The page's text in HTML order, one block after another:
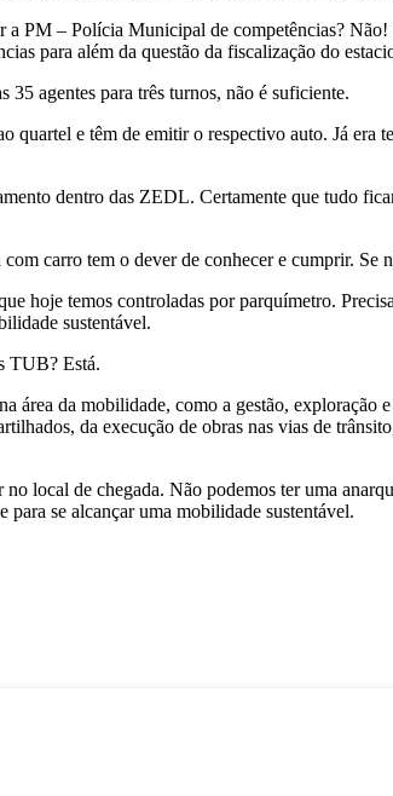
PM – Polícia Municipal de competências?
para além da questão da fiscalização do
agentes para três turnos, não é suficiente.
e têm de emitir o respectivo auto. Já era
dentro das ZEDL. Certamente que tudo
carro tem o dever de conhecer e cumprir. Se
hoje temos controladas por parquímetro.
sustentável.
TUB? Está.
da mobilidade, como a gestão, exploração
da execução de obras nas vias de
local de chegada. Não podemos ter uma
se alcançar uma mobilidade sustentável.